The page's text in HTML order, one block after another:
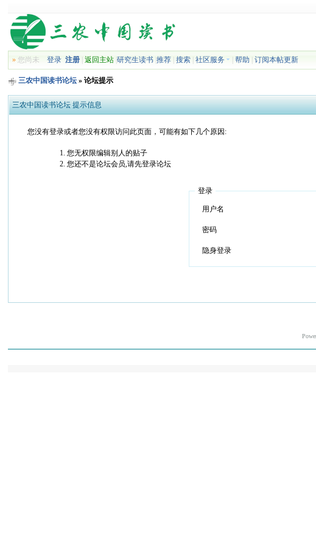
» 您尚未登录 注册 |返回主站 |研究生读书 |推荐 |搜索 |社区服务 |帮助 |订阅本帖更新
三农中国读书论坛 » 论坛提示
三农中国读书论坛 提示信息
您没有登录或者您没有权限访问此页面，可能有如下几个原因:
您无权限编辑别人的贴子
您还不是论坛会员,请先登录论坛
登录
用户名
密码
隐身登录